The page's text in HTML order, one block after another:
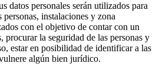
datos personales serán utilizados para
instalaciones y zona
con el objetivo de contar con un
procurar la seguridad de las personas y
estar en posibilidad de identificar a las
algún bien jurídico.